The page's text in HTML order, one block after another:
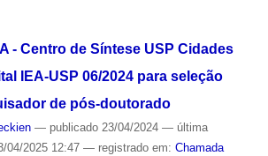
- Centro de Síntese USP Cidades
IEA-USP 06/2024 para seleção
de pós-doutorado
— publicado23/04/2024 — última
04/2025 12:47 — registrado em: Chamada